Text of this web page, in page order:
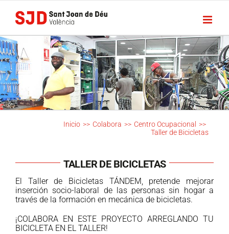
Saltar
contenido
Inicio >> Colabora >> Centro Ocupacional >>
Taller de Bicicletas
TALLER DE BICICLETAS
El Taller de Bicicletas TÁNDEM, pretende mejorar
inserción socio-laboral de las personas sin hogar a
través de la formación en mecánica de bicicletas.
¡COLABORA EN ESTE PROYECTO ARREGLANDO TU
BICICLETA EN EL TALLER!